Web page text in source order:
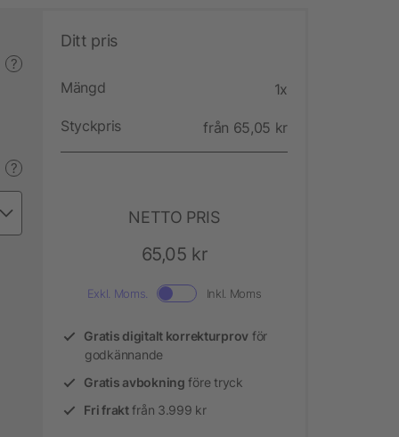
?
?
Ditt pris
Mängd 1x
Styckpris från 65,05 kr
NETTO PRIS
65,05 kr
Exkl. Moms. Inkl. Moms
Gratis digitalt korrekturprov för
godkännande
Gratis avbokning före tryck
Fri fraktfrån 3.999 kr